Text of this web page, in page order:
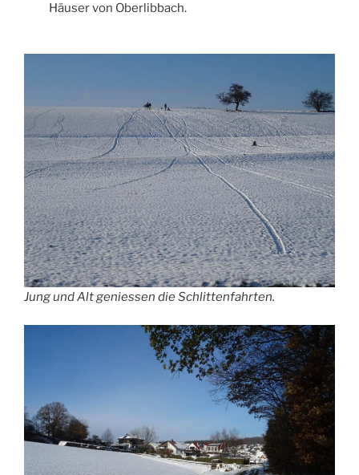
Häuser von Oberlibbach.
Jung und Alt geniessen die Schlittenfahrten.